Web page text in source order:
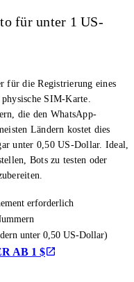
für unter 1 US-
für die Registrierung eines
SIM-Karte.
die den WhatsApp-
Ländern kostet dies
unter 0,50 US-Dollar. Ideal,
Bots zu testen oder
erforderlich
unter 0,50 US-Dollar)
AB 1 $